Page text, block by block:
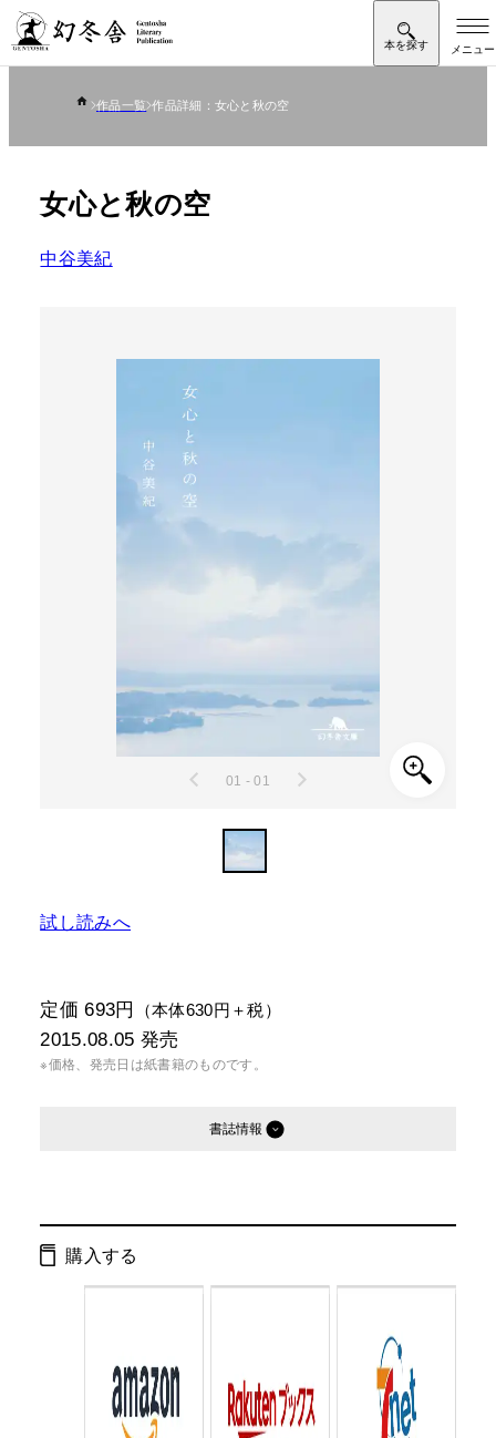
作品一覧 作品詳細：女心と秋の空
女心と秋の空
中谷美紀
01 - 01
試し読みへ
定価 693円 （本体630円＋税）
2015.08.05 発売
※価格、発売日は紙書籍のものです。
書誌情報
ページ数：
判型： 文庫判
購入する